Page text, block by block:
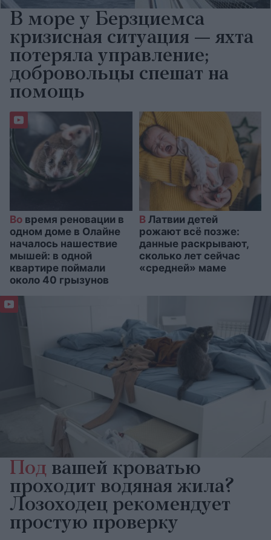
В море у Берзциемса
кризисная ситуация — яхта
потеряла управление;
добровольцы спешат на
помощь
Во время реновации в
одном доме в Олайне
началось нашествие
мышей: в одной
квартире поймали
около 40 грызунов
ВЛатвии детей
рожают всё позже:
данные раскрывают,
сколько лет сейчас
«средней» маме
Под вашей кроватью
проходит водяная жила?
Лозоходец рекомендует
простую проверку